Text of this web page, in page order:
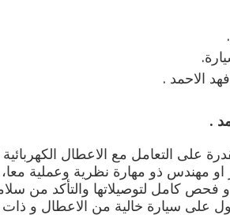
الاحمد .
.
على التعامل مع الاعطال الكهربائية
او مهندس ذو مهارة نظرية وعملية
و فحص كامل لتوصيلاتها والتأكد من
على سيارة خالية من الاعطال و ذات